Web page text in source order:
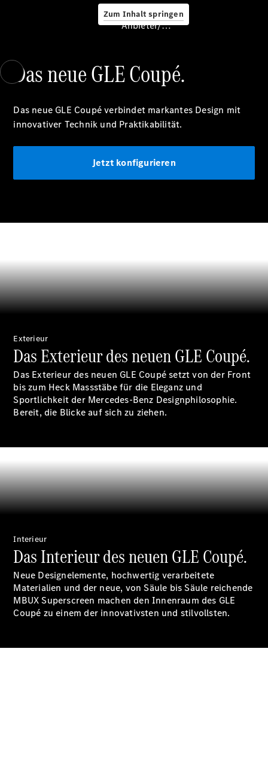
Zum Inhalt springen
Service &
buchen
Digitale
Pannen- &
Reifen
Wartung,
Reparatur
&
Reparatur
Service &
Garantie
Rückrufe
Digitale
Fahrzeugzubehör
Anbieter/Datenschutz
Das neue GLE Coupé.
Das neue GLE Coupé verbindet markantes Design mit
innovativer Technik und Praktikabilität.
Jetzt konfigurieren
Exterieur
Das Exterieur des neuen GLE Coupé.
Das Exterieur des neuen GLE Coupé setzt von der Front
bis zum Heck Massstäbe für die Eleganz und
Sportlichkeit der Mercedes-Benz Designphilosophie.
Bereit, die Blicke auf sich zu ziehen.
Interieur
Das Interieur des neuen GLE Coupé.
Neue Designelemente, hochwertig verarbeitete
Materialien und der neue, von Säule bis Säule reichende
MBUX Superscreen machen den Innenraum des GLE
Coupé zu einem der innovativsten und stilvollsten.